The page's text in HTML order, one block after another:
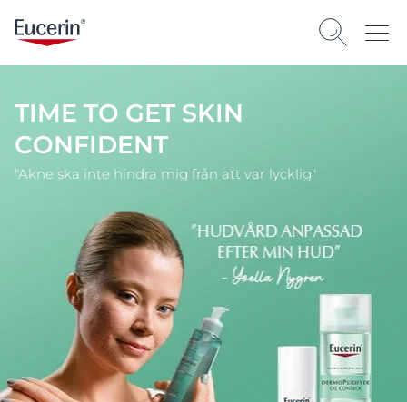
TIME TO GET SKIN
CONFIDENT
"Akne ska inte hindra mig från att var lycklig"